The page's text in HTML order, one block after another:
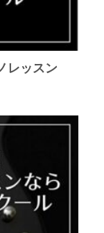
レッスン